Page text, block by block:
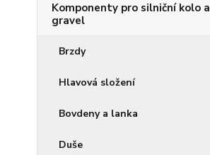
Komponenty pro silniční kolo a
gravel
Brzdy
Hlavová složení
Bovdeny a lanka
Duše